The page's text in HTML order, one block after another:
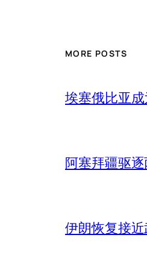
MORE POSTS
埃塞俄比亚
阿塞拜疆驱
伊朗恢复接